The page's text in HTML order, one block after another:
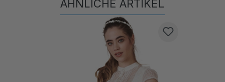
Produktgalerie überspringen